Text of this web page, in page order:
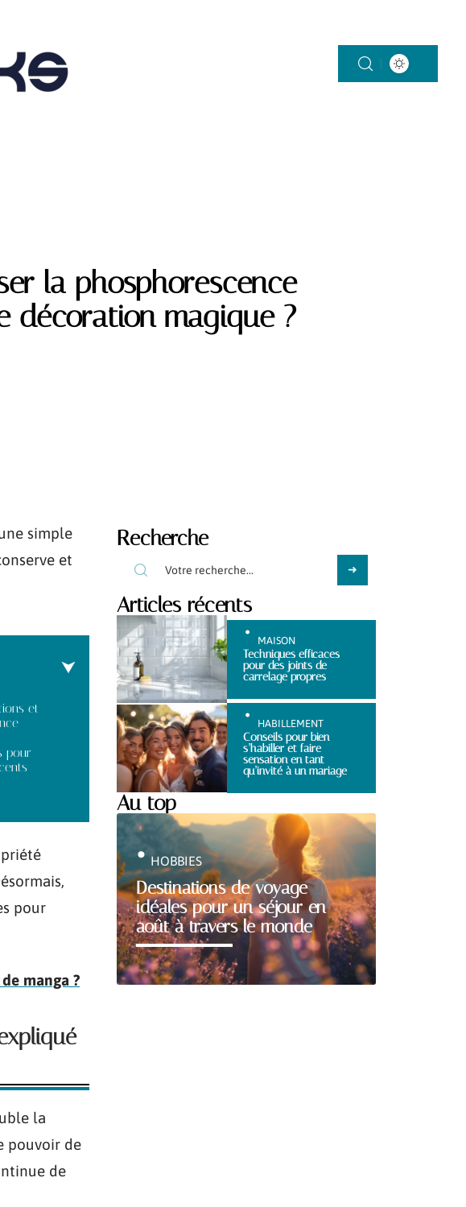
la phosphorescence
décoration magique ?
simple
et
et
pour
pour
manga ?
la
pouvoir de
de
Recherche
Articles récents
MAISON
Techniques efficaces
pour des joints de
carrelage propres
HABILLEMENT
Conseils pour bien
s’habiller et faire
sensation en tant
qu’invité à un mariage
Au top
Destinations de voyage
idéales pour un séjour en
août à travers le monde
HOBBIES